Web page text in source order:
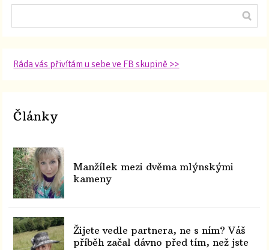
Ráda vás přivítám u sebe ve FB skupině >>
Články
Manžílek mezi dvěma mlýnskými
kameny
Žijete vedle partnera, ne s ním? Váš
příběh začal dávno před tím, než jste